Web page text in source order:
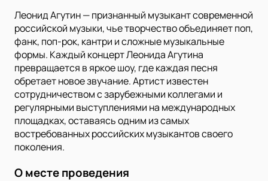
Леонид Агутин — признанный музыкант современной
российской музыки, чье творчество объединяет поп,
фанк, поп-рок, кантри и сложные музыкальные
формы. Каждый концерт Леонида Агутина
превращается в яркое шоу, где каждая песня
обретает новое звучание. Артист известен
сотрудничеством с зарубежными коллегами и
регулярными выступлениями на международных
площадках, оставаясь одним из самых
востребованных российских музыкантов своего
поколения.
О месте проведения